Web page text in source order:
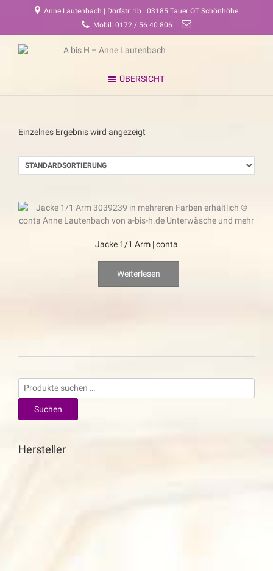
Anne Lautenbach | Dorfstr. 1b | 03185 Tauer OT Schönhöhe
Mobil: 0172 / 56 40 806
ÜBERSICHT
Einzelnes Ergebnis wird angezeigt
Jacke 1/1 Arm | conta
Weiterlesen
Suchen
nach:
Suchen
Hersteller